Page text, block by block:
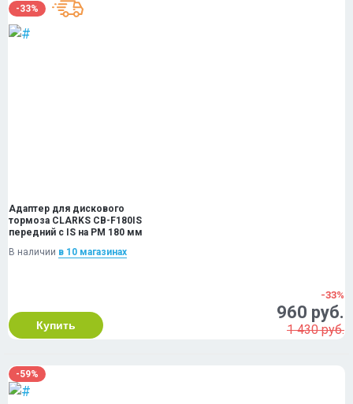
-33%
Адаптер для дискового
тормоза CLARKS CB-F180IS
передний с IS на PM 180 мм
В наличии в 10 магазинах
Купить
-33%
960 руб.
1 430 руб.
-59%